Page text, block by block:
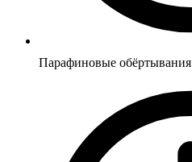
Парафиновые обёртывания